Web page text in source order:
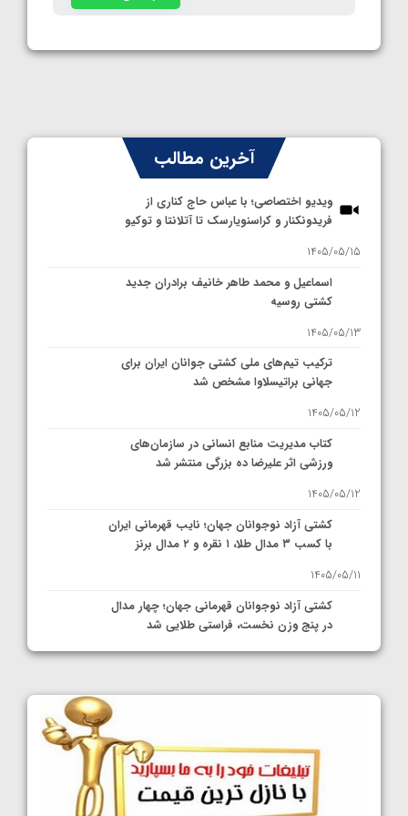
آخرین مطالب
ویدیو اختصاصی؛ با عباس حاج کناری از
فریدونکنار و کراسنویارسک تا آتلانتا و توکیو
1405/05/15
اسماعیل و محمد طاهر خانیف برادران جدید
کشتی روسیه
1405/05/13
ترکیب تیم‌های ملی کشتی جوانان ایران برای
جهانی براتیسلاوا مشخص شد
1405/05/12
کتاب مدیریت منابع انسانی در سازمان‌های
ورزشی اثر علیرضا ده بزرگی منتشر شد
1405/05/12
کشتی آزاد نوجوانان جهان؛ نایب قهرمانی ایران
با کسب ۳ مدال طلا، ۱ نقره و ۲ مدال برنز
1405/05/11
کشتی آزاد نوجوانان قهرمانی جهان؛ چهار مدال
در پنج وزن نخست، فراستی طلایی شد
1405/05/11
کشتی آزاد نوجوانان جهان؛ رقبای نمایندگان
ایران مشخص شدند